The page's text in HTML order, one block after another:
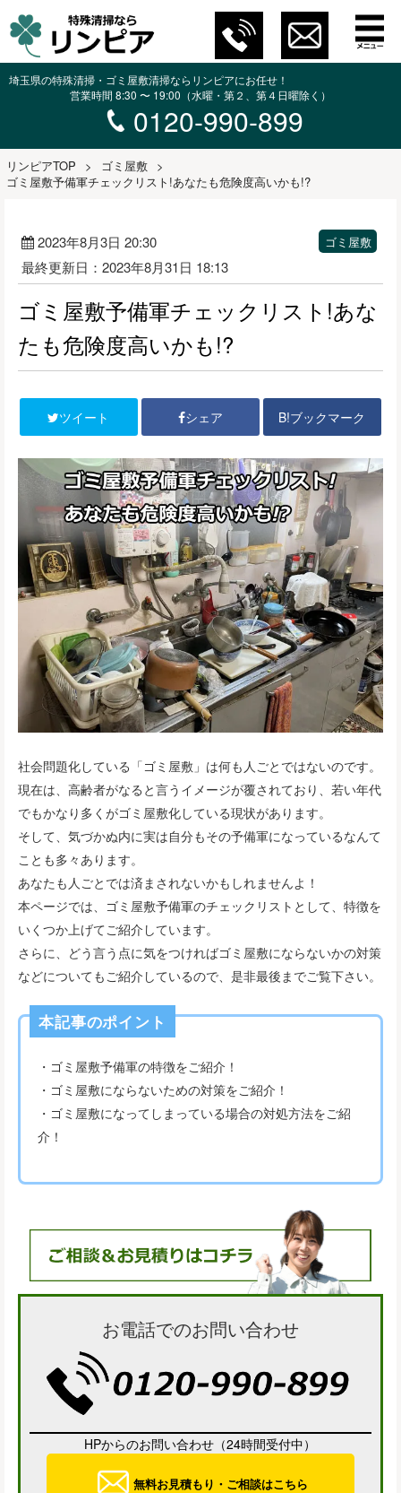
埼玉県の特殊清掃・ゴミ屋敷清掃ならリンピアにお任せ！
営業時間 8:30 〜 19:00（水曜・第２、第４日曜除く）
0120-990-899
リンピアTOP > ゴミ屋敷 >
ゴミ屋敷予備軍チェックリスト!あなたも危険度高いかも!?
2023年8月3日 20:30
最終更新日：2023年8月31日 18:13
ゴミ屋敷
ゴミ屋敷予備軍チェックリスト!あな
たも危険度高いかも!?
ツイート シェア B!ブックマーク
社会問題化している「ゴミ屋敷」は何も人ごとではないのです。
現在は、高齢者がなると言うイメージが覆されており、若い年代
でもかなり多くがゴミ屋敷化している現状があります。
そして、気づかぬ内に実は自分もその予備軍になっているなんて
ことも多々あります。
あなたも人ごとでは済まされないかもしれませんよ！
本ページでは、ゴミ屋敷予備軍のチェックリストとして、特徴を
いくつか上げてご紹介しています。
さらに、どう言う点に気をつければゴミ屋敷にならないかの対策
などについてもご紹介しているので、是非最後までご覧下さい。
本記事のポイント
・ゴミ屋敷予備軍の特徴をご紹介！
・ゴミ屋敷にならないための対策をご紹介！
・ゴミ屋敷になってしまっている場合の対処方法をご紹
介！
お電話でのお問い合わせ
HPからのお問い合わせ（24時間受付中）
無料お見積もり・ご相談はこちら